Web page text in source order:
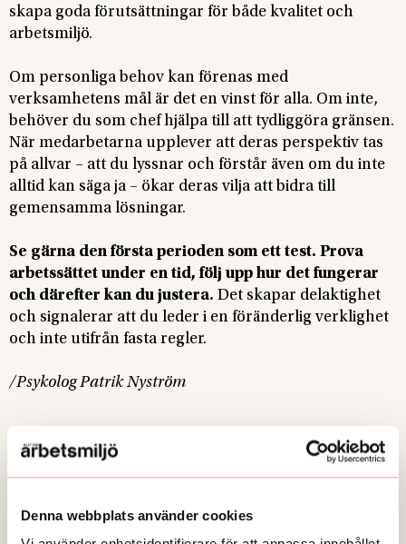
Denna webbplats använder cookies
skapa goda förutsättningar för både kvalitet och
arbetsmiljö.
Om personliga behov kan förenas med
verksamhetens mål är det en vinst för alla. Om inte,
behöver du som chef hjälpa till att tydliggöra gränsen.
När medarbetarna upplever att deras perspektiv tas
på allvar – att du lyssnar och förstår även om du inte
alltid kan säga ja – ökar deras vilja att bidra till
gemensamma lösningar.
Se gärna den första perioden som ett test. Prova
arbetssättet under en tid, följ upp hur det fungerar
och därefter kan du justera. Det skapar delaktighet
och signalerar att du leder i en föränderlig verklighet
och inte utifrån fasta regler.
/Psykolog Patrik Nyström
Foto:Bjud in till dialog om distansarbetet, manar psykolog Patrik Nyström.